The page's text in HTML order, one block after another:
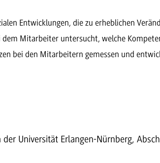
Entwicklungen, die zu erheblichen
Mitarbeiter untersucht, welche
bei den Mitarbeitern gemessen und
Universität Erlangen-Nürnberg,